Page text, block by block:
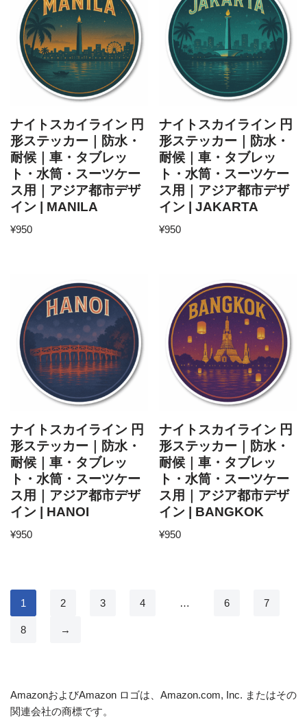
ナイトスカイライン 円
形ステッカー｜防水・
耐候｜車・タブレッ
ト・水筒・スーツケー
ス用｜アジア都市デザ
イン | MANILA
¥950
ナイトスカイライン 円
形ステッカー｜防水・
耐候｜車・タブレッ
ト・水筒・スーツケー
ス用｜アジア都市デザ
イン | JAKARTA
¥950
ナイトスカイライン 円
形ステッカー｜防水・
耐候｜車・タブレッ
ト・水筒・スーツケー
ス用｜アジア都市デザ
イン | HANOI
¥950
ナイトスカイライン 円
形ステッカー｜防水・
耐候｜車・タブレッ
ト・水筒・スーツケー
ス用｜アジア都市デザ
イン | BANGKOK
¥950
1 2 3 4 … 6 7
8 →
AmazonおよびAmazon ロゴは、Amazon.com, Inc. またはその
関連会社の商標です。